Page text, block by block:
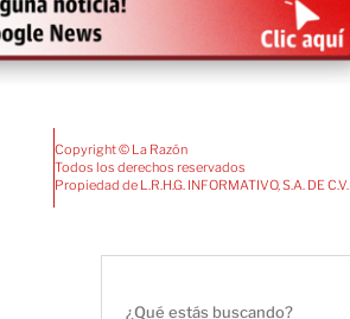
Copyright © La Razón
Todos los derechos reservados
Propiedad de L.R.H.G. INFORMATIVO, S.A. DE C.V.